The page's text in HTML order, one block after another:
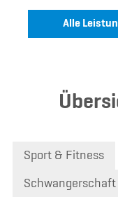
Alle
Sport & Fitness
Schwangerschaft